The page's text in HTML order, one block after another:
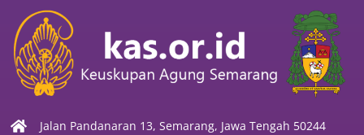
Jalan Pandanaran 13, Semarang, Jawa Tengah 50244